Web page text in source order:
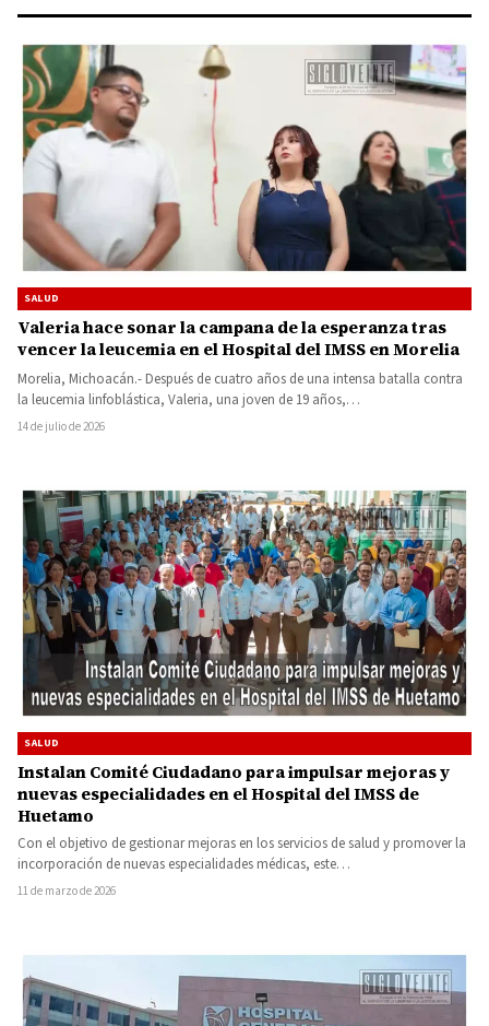
SALUD
Valeria hace sonar la campana de la esperanza tras
vencer la leucemia en el Hospital del IMSS en Morelia
Morelia, Michoacán.- Después de cuatro años de una intensa batalla contra
la leucemia linfoblástica, Valeria, una joven de 19 años,…
14 de julio de 2026
SALUD
Instalan Comité Ciudadano para impulsar mejoras y
nuevas especialidades en el Hospital del IMSS de
Huetamo
Con el objetivo de gestionar mejoras en los servicios de salud y promover la
incorporación de nuevas especialidades médicas, este…
11 de marzo de 2026